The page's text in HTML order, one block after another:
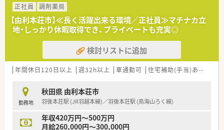
正社員
調剤薬局
【由利本荘市】≪長く活躍出来る環境／正社員≫マチナカ立
地・しっかり休暇取得でき、プライベートも充実◎
検討リストに追加
年間休日120日以上 週32h以上 車通勤可 住宅補助(手当)あり
勤務地
秋田県 由利本荘市
羽後本荘駅 (JR羽越本線)／羽後本荘駅 (鳥海山ろく線)
年収420万円～500万円
月給260,000円～300,000円